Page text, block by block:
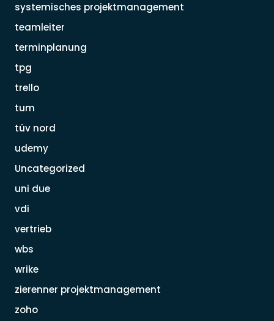
systemisches projektmanagement
teamleiter
terminplanung
tpg
trello
tum
tüv nord
udemy
Uncategorized
uni due
vdi
vertrieb
wbs
wrike
zierenner projektmanagement
zoho